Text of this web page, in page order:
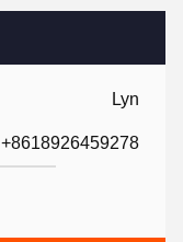
Lyn
+8618926459278